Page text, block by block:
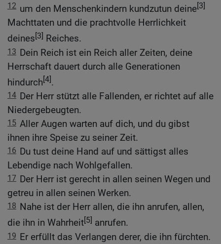
12 um den Menschenkindern kundzutun deine[3]
Machttaten und die prachtvolle Herrlichkeit
deines[3] Reiches.
13 Dein Reich ist ein Reich aller Zeiten, deine
Herrschaft dauert durch alle Generationen
hindurch[4].
14 Der Herr stützt alle Fallenden, er richtet auf alle
Niedergebeugten.
15 Aller Augen warten auf dich, und du gibst
ihnen ihre Speise zu seiner Zeit.
16 Du tust deine Hand auf und sättigst alles
Lebendige nach Wohlgefallen.
17 Der Herr ist gerecht in allen seinen Wegen und
getreu in allen seinen Werken.
18 Nahe ist der Herr allen, die ihn anrufen, allen,
die ihn in Wahrheit[5] anrufen.
19 Er erfüllt das Verlangen derer, die ihn fürchten.